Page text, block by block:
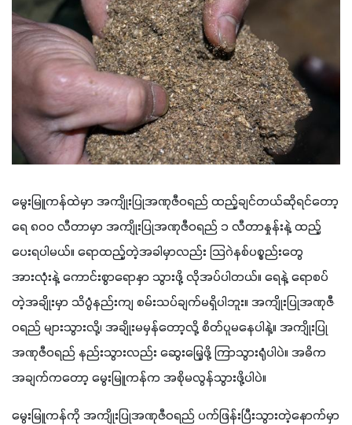
မွေးမြူကန်ထဲမှာ အကျိုးပြုအဏုဇီဝရည် ထည့်ချင်တယ်ဆိုရင်တော့
ရေ ၈၀၀ လီတာမှာ အကျိုးပြုအဏုဇီဝရည် ၁ လီတာနှုန်းနဲ့ ထည့်
ပေးရပါမယ်။ ရောထည့်တဲ့အခါမှာလည်း သြဂဲနစ်ပစ္စည်းတွေ
အားလုံးနဲ့ ကောင်းစွာရောနှာ သွားဖို့ လိုအပ်ပါတယ်။ ရေနဲ့ ရောစပ်
တဲ့အချိုးမှာ သိပ္ပံနည်းကျ စမ်းသပ်ချက်မရှိပါဘူး။ အကျိုးပြုအဏုဇီ
ဝရည် များသွားလို့၊ အချိုးမမှန်တော့လို့ စိတ်ပူမနေပါနဲ့။ အကျိုးပြု
အဏုဇီဝရည် နည်းသွားလည်း ဆွေးမြေ့ဖို့ ကြာသွားရုံပါပဲ။ အဓိက
အချက်ကတော့ မွေးမြူကန်က အစိုမလွန်သွားဖို့ပါပဲ။
မွေးမြူကန်ကို အကျိုးပြုအဏုဇီဝရည် ပက်ဖြန်းပြီးသွားတဲ့နောက်မှာ